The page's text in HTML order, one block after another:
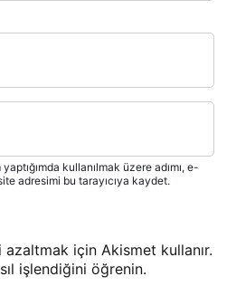
kullanılmak üzere adımı, e-
adresimi bu tarayıcıya kaydet.
için Akismet kullanır.
işlendiğini öğrenin.